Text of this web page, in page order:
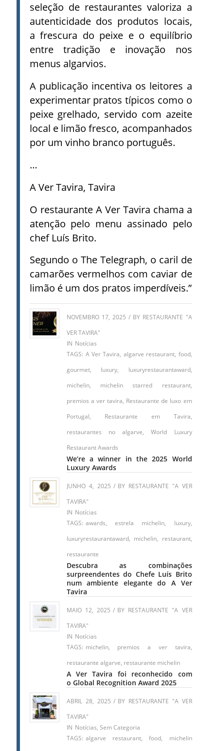
seleção de restaurantes valoriza a
autenticidade dos produtos locais,
a frescura do peixe e o equilíbrio
entre tradição e inovação nos
menus algarvios.
A publicação incentiva os leitores a
experimentar pratos típicos como o
peixe grelhado, servido com azeite
local e limão fresco, acompanhados
por um vinho branco português.
…
A Ver Tavira, Tavira
O restaurante A Ver Tavira chama a
atenção pelo menu assinado pelo
chef Luís Brito.
Segundo o The Telegraph, o caril de
camarões vermelhos com caviar de
limão é um dos pratos imperdíveis.”
NOVEMBRO 17, 2025 / BY RESTAURANTE "A
VER TAVIRA"
IN Notícias
TAGS: A Ver Tavira, algarve restaurant, food,
gourmet, luxury, luxuryrestaurantaward,
michelin, michelin starred restaurant,
premios a ver tavira, Restaurante de luxo em
Portugal, Restaurante em Tavira,
restaurantes no algarve,World Luxury
Restaurant Awards
We’re a winner in the 2025 World
Luxury Awards
JUNHO 4, 2025 / BY RESTAURANTE "A VER
TAVIRA"
IN Notícias
TAGS: awards, estrela michelin, luxury,
luxuryrestaurantaward, michelin, restaurant,
restaurante
Descubra as combinações
surpreendentes do Chefe Luís Brito
num ambiente elegante do A Ver
Tavira
MAIO 12, 2025 / BY RESTAURANTE "A VER
TAVIRA"
IN Notícias
TAGS: michelin, premios a ver tavira,
restaurante algarve, restaurante michelin
A Ver Tavira foi reconhecido com
o Global Recognition Award 2025
ABRIL 28, 2025 / BY RESTAURANTE "A VER
TAVIRA"
IN Notícias, Sem Categoria
TAGS: algarve restaurant,food, michelin